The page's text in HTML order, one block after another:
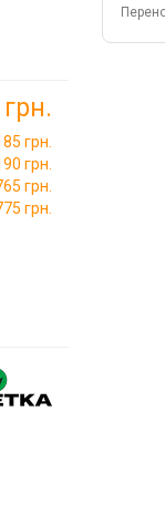
грн.
грн.
грн.
грн.